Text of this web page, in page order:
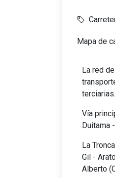
Mapa de
La red
terciarias.
Vía
Duitama
La
Gil -
Alberto